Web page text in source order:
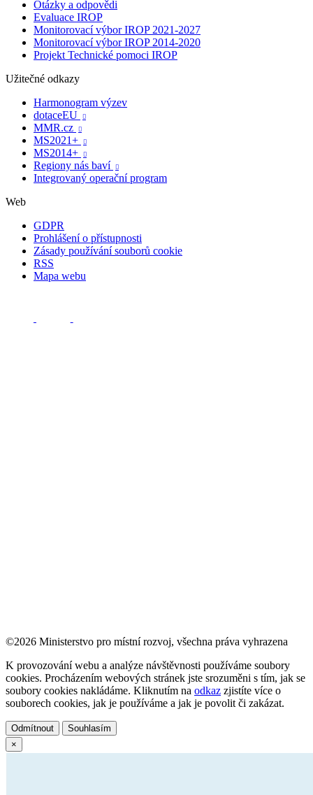
Otázky a odpovědi
Evaluace IROP
Monitorovací výbor IROP 2021-2027
Monitorovací výbor IROP 2014-2020
Projekt Technické pomoci IROP
Užitečné odkazy
Harmonogram výzev
dotaceEU

MMR.cz 
MS2021+ 
MS2014+ 
Regiony nás baví 
Integrovaný operační program
Web
GDPR
Prohlášení o přístupnosti
Zásady používání souborů cookie
RSS
Mapa webu
©2026 Ministerstvo pro místní rozvoj, všechna práva vyhrazena
K provozování webu a analýze návštěvnosti používáme soubory
cookies. Procházením webových stránek jste srozuměni s tím, jak se
soubory cookies nakládáme. Kliknutím na odkaz zjistíte více o
souborech cookies, jak je používáme a jak je povolit či zakázat.
Odmítnout
Souhlasím
×